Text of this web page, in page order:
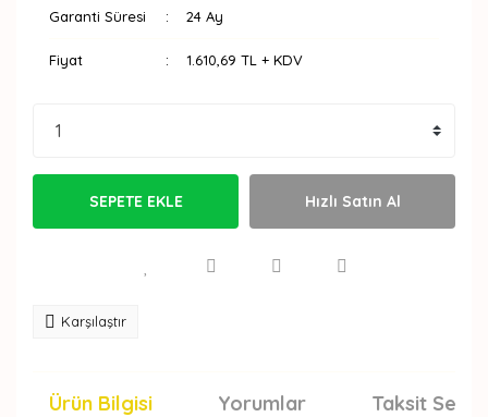
Garanti Süresi 24 Ay
Fiyat 1.610,69 TL + KDV
SEPETE EKLE Hızlı Satın Al
Karşılaştır
Ürün Bilgisi Yorumlar Taksit